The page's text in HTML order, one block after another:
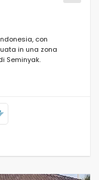
con
in una zona
Seminyak.